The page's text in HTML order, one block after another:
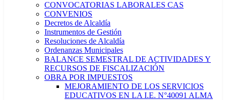
CONVOCATORIAS LABORALES CAS
CONVENIOS
Decretos de Alcaldía
Instrumentos de Gestión
Resoluciones de Alcaldía
Ordenanzas Municipales
BALANCE SEMESTRAL DE ACTIVIDADES Y
RECURSOS DE FISCALIZACIÓN
OBRA POR IMPUESTOS
MEJORAMIENTO DE LOS SERVICIOS
EDUCATIVOS EN LA I.E. N°40091 ALMA